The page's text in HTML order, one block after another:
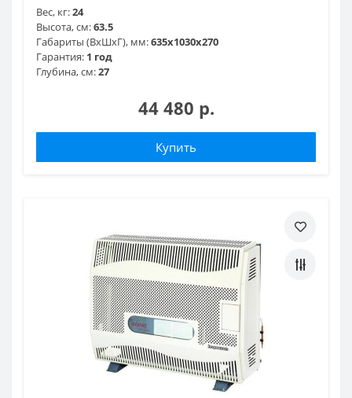
Вес, кг:24
Высота, см:63.5
Габариты (ВхШхГ), мм:635x1030x270
Гарантия: 1 год
Глубина, см:27
44 480 р.
Купить